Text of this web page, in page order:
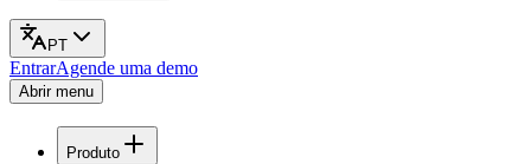
PT
EntrarAgende uma demo
Abrir menu
Produto